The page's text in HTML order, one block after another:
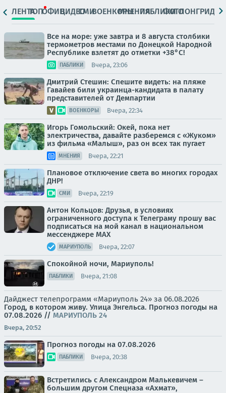
ЛЕНТАТОПОФИЦ.ВИДЕОСМИВОЕНКОРЫМНЕНИЯПАБЛИКИ
ФОТОЛОНГРИДЫ
Все на море: уже завтра и 8 августа столбики
термометров местами по Донецкой Народной
Республике взлетят до отметки +38°C!
ПАБЛИКИ Вчера, 23:06
Дмитрий Стешин: Спешите видеть: на пляже
Гавайев били украинца-кандидата в палату
представителей от Демпартии
ВОЕНКОРЫ Вчера, 22:34
Игорь Гомольский: Окей, пока нет
электричества, давайте разберемся с «Жуком»
из фильма «Малыш», раз он всех так пугает
МНЕНИЯ Вчера, 22:21
Плановое отключение света во многих городах
ДНР!
СМИ Вчера, 22:19
Антон Кольцов: Друзья, в условиях
ограниченного доступа к Телеграму прошу вас
подписаться на мой канал в национальном
мессенджере МАХ
МАРИУПОЛЬ Вчера, 22:07
Спокойной ночи, Мариуполь!
ПАБЛИКИ Вчера, 21:08
Дайджест телепрограмм «Мариуполь 24» за 06.08.2026
Город, в котором живу. Улица Энгельса. Прогноз погоды на
07.08.2026 // МАРИУПОЛЬ 24
Вчера, 20:52
Прогноз погоды на 07.08.2026
ПАБЛИКИ Вчера, 20:38
Встретились с Александром Малькевичем –
большим другом Спецназа «Ахмат»,